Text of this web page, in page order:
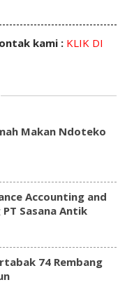
kami : KLIK DI
Makan Ndoteko
Accounting and
Sasana Antik
74 Rembang